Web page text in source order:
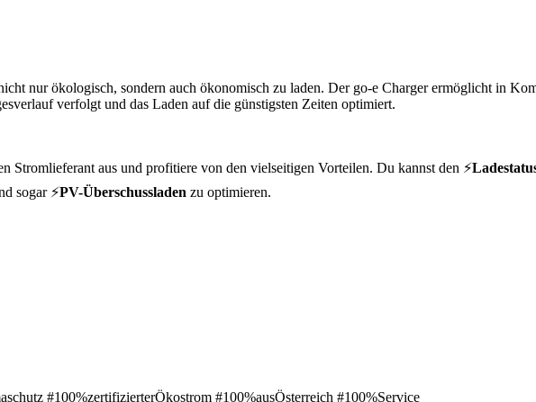
nur ökologisch, sondern auch ökonomisch zu laden. Der go-e Charger ermöglicht in
verfolgt und das Laden auf die günstigsten Zeiten optimiert.
Stromlieferant aus und profitiere von den vielseitigen Vorteilen. Du kannst den ⚡
sogar ⚡PV-Überschussladen zu optimieren.
#100%zertifizierterÖkostrom #100%ausÖsterreich #100%Service